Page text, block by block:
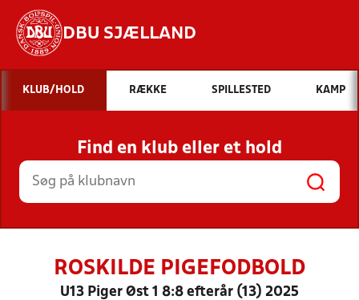
DBU SJÆLLAND
Hvad vil du søge efter?
INDHOLD OG NYHEDER
STILLINGER, RESULTATER, KLUBBER OG
HOLD
KLUB/HOLD RÆKKE SPILLESTED KAMP
Find en klub eller et hold
ROSKILDE PIGEFODBOLD
U13 Piger Øst 1 8:8 efterår (13) 2025